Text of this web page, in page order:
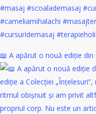
📖 A apărut o nouă ediție din